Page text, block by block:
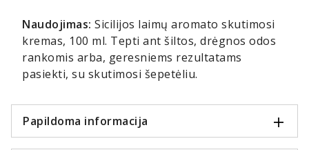
Naudojimas: Sicilijos laimų aromato skutimosi
kremas, 100 ml. Tepti ant šiltos, drėgnos odos
rankomis arba, geresniems rezultatams
pasiekti, su skutimosi šepetėliu.
Papildoma informacija